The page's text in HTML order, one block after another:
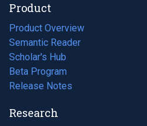
Product
Product Overview
Semantic Reader
Scholar's Hub
Beta Program
Release Notes
Research